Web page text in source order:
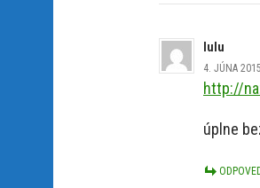
lulu
4. JÚNA
http://
úplne